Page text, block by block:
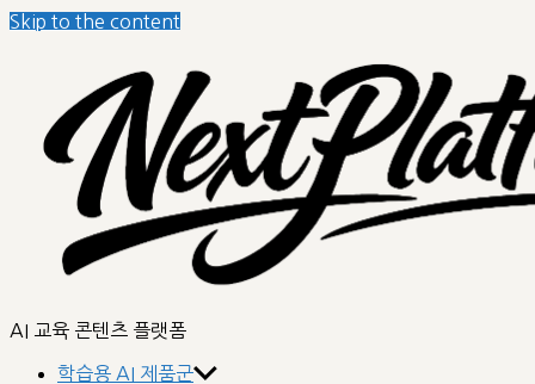
Skip to the content
nextplatform
AI 교육 콘텐츠 플랫폼
학습용 AI 제품군